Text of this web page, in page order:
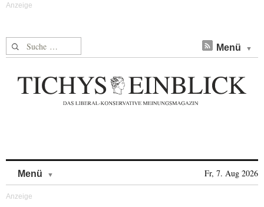
Suche nach: Menü
Menü Fr, 7. Aug 2026